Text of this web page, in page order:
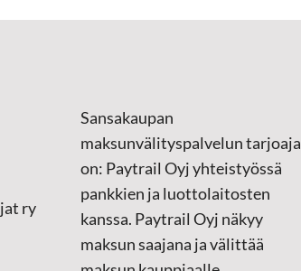
ry
Sansakaupan
maksunvälityspalvelun tarjoaja
on: Paytrail Oyj yhteistyössä
pankkien ja luottolaitosten
kanssa. Paytrail Oyj näkyy
maksun saajana ja välittää